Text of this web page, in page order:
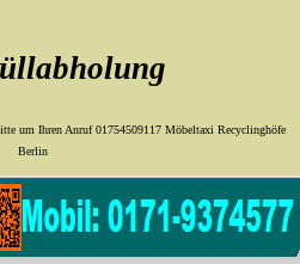
um Ihren Anruf 01754509117 Möbeltaxi Recyclinghöfe
Berlin